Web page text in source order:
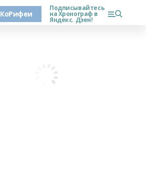
КоРифеи
Подписывайтесь
на Хронограф в
Яндекс. Дзен!